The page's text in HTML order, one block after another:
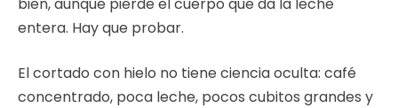
entera. Hay que probar.
El cortado con hielo no tiene ciencia oculta: café
concentrado, poca leche, pocos cubitos grandes y